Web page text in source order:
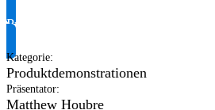
Produktinformationen anfragen
Kategorie:
Produktdemonstrationen
Präsentator:
Matthew Houbre